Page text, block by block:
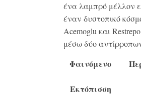
ένα λαμπρό μέλλον
έναν δυστοπικό
Acemoglu και
μέσω δύο
Φαινόμενο
Εκτόπισση